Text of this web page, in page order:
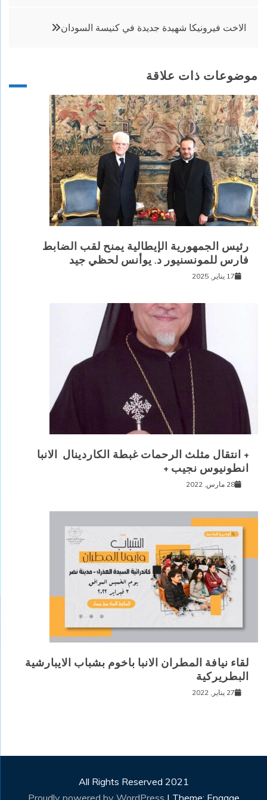
الاخت فيرونيكا شهيدة جديدة في كنيسة السودان
موضوعات ذات علاقة
رئيس الجمهورية الإيطالية يمنح لقب الضابط
فارس للمونسنيور د. يوأنس لحظي جيد
17 يناير, 2025
+ انتقال مثلث الرحمات غبطة الكاردينال الانبا
انطونيوس نجيب +
28 مارس, 2022
لقاء نيافة المطران الانبا باخوم بشباب الايبارشية
البطريركية
27 يناير, 2022
All Rights Reserved 2021
Proudly powered by WordPress | Theme: Engage